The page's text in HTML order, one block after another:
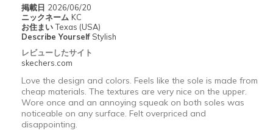
Sizing
View On Shoes
I'm Into Shoes
掲載日 2026/06/20
ニックネーム KC
お住まい Texas (USA)
Describe Yourself Stylish
レビューしたサイト
skechers.com
Love the design and colors. Feels like the sole is made from
cheap materials. The textures are very nice on the upper.
Wore once and an annoying squeak on both soles was
noticeable on any surface. Felt overpriced and
disappointing.